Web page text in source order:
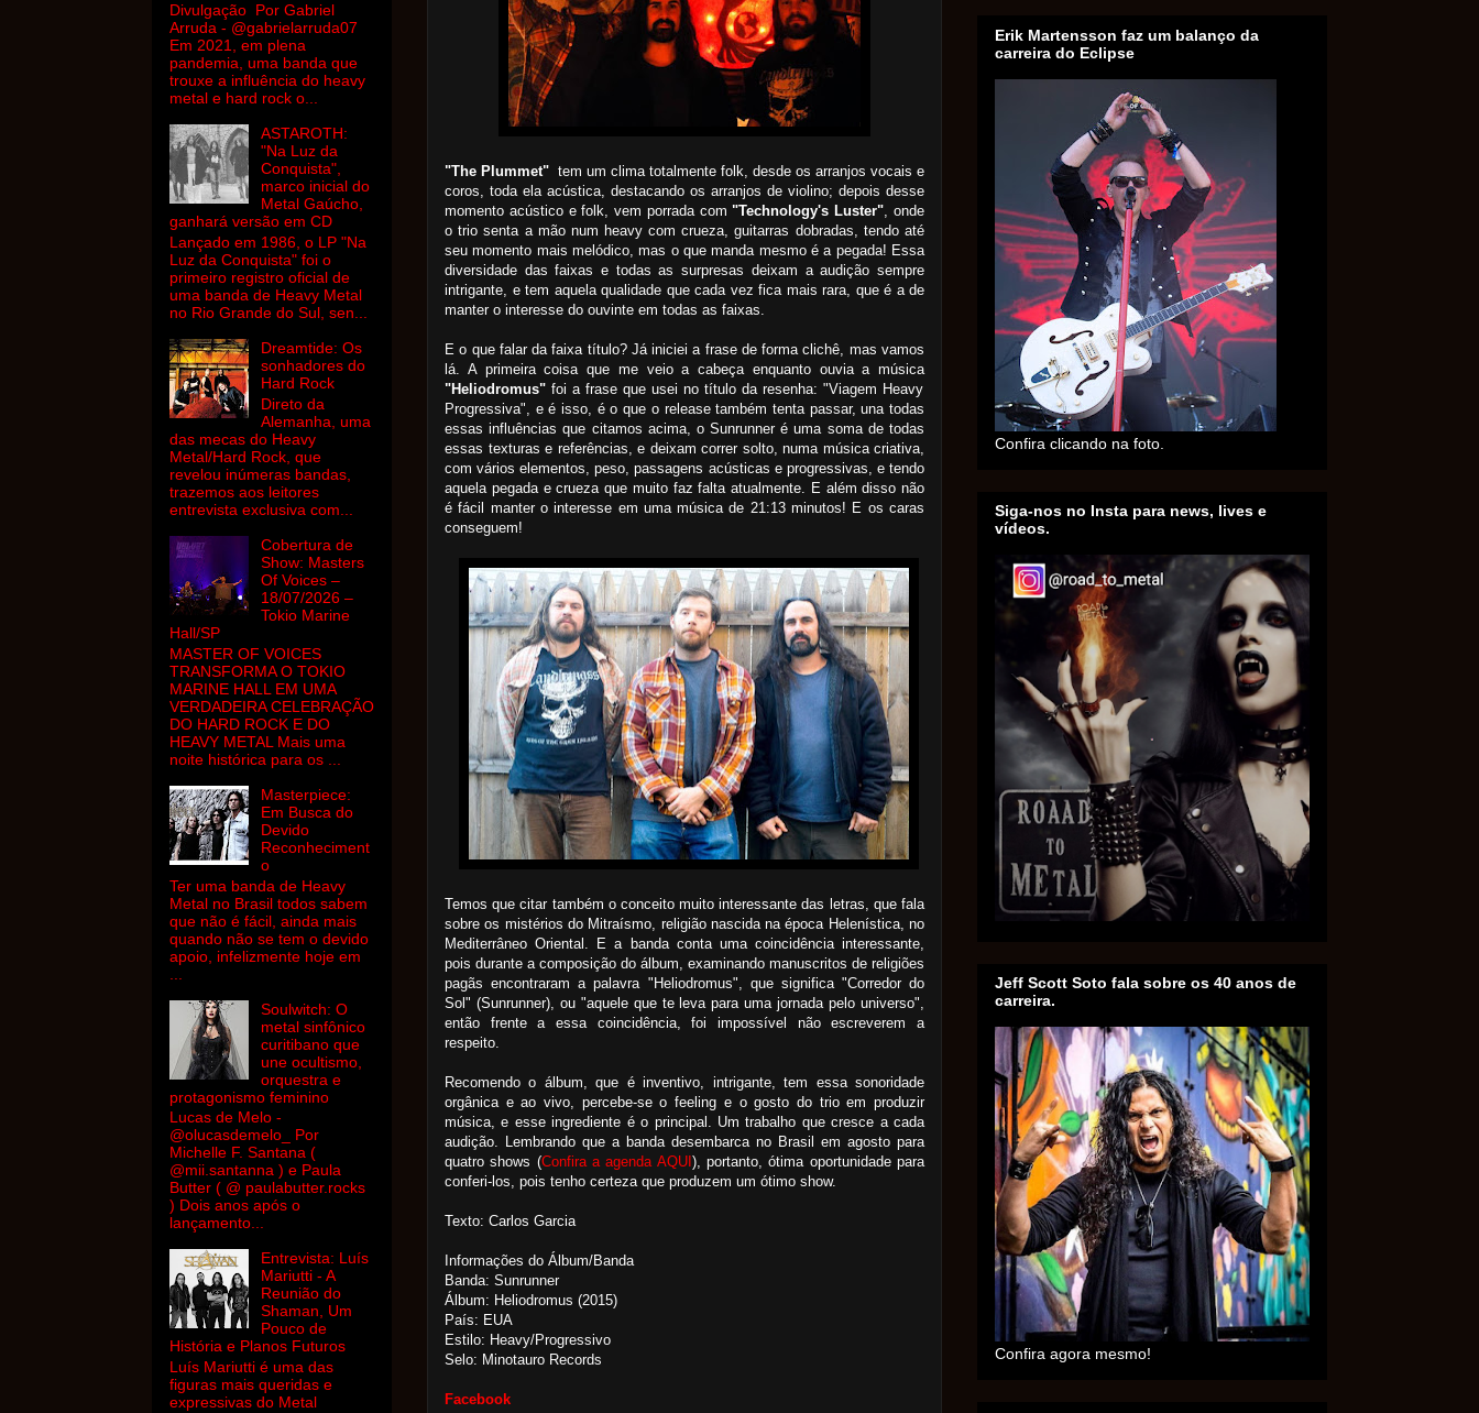
"The Plummet" tem um clima totalmente folk, desde os arranjos vocais e
coros, toda ela acústica, destacando os arranjos de violino; depois desse
momento acústico e folk, vem porrada com"Technology's Luster" , onde
o trio senta a mão num heavy com crueza, guitarras dobradas, tendo até
seu momento mais melódico, mas o que manda mesmo é a pegada! Essa
diversidade das faixas e todas as surpresas deixam a audição sempre
intrigante, e tem aquela qualidade que cada vez fica mais rara, que é a de
manter o interesse do ouvinte em todas as faixas.
E o que falar da faixa título? Já iniciei a frase de forma clichê, mas vamos
lá. A primeira coisa que me veio a cabeça enquanto ouvia a música
"Heliodromus" foi a frase que usei no título da resenha: "Viagem Heavy
Progressiva", e é isso, é o que o release também tenta passar, una todas
essas influências que citamos acima, o Sunrunner é uma soma de todas
essas texturas e referências, e deixam correr solto, numa música criativa,
com vários elementos, peso, passagens acústicas e progressivas, e tendo
aquela pegada e crueza que muito faz falta atualmente. E além disso não
é fácil manter o interesse em uma música de 21:13 minutos! E os caras
conseguem!
Temos que citar também o conceito muito interessante das letras, que fala
sobre os mistérios do Mitraísmo, religião nascida na época Helenística, no
Mediterrâneo Oriental. E a banda conta uma coincidência interessante,
pois durante a composição do álbum, examinando manuscritos de religiões
pagãs encontraram a palavra "Heliodromus", que significa "Corredor do
Sol" (Sunrunner), ou "aquele que te leva para uma jornada pelo universo",
então frente a essa coincidência, foi impossível não escreverem a
respeito.
Recomendo o álbum, que é inventivo, intrigante, tem essa sonoridade
orgânica e ao vivo, percebe-se o feeling e o gosto do trio em produzir
música, e esse ingrediente é o principal. Um trabalho que cresce a cada
audição. Lembrando que a banda desembarca no Brasil em agosto para
quatro shows (Confira a agenda AQUI), portanto, ótima oportunidade para
conferi-los, pois tenho certeza que produzem um ótimo show.
Texto: Carlos Garcia
Informações do Álbum/Banda
Banda: Sunrunner
Álbum: Heliodromus (2015)
País: EUA
Estilo: Heavy/Progressivo
Selo: Minotauro Records
Facebook
Divulgação Por Gabriel
Arruda - @gabrielarruda07
Em 2021, em plena
pandemia, uma banda que
trouxe a influência do heavy
metal e hard rock o...
ASTAROTH:
"Na Luz da
Conquista",
marco inicial do
Metal Gaúcho,
ganhará versão em CD
Lançado em 1986, o LP "Na
Luz da Conquista" foi o
primeiro registro oficial de
uma banda de Heavy Metal
no Rio Grande do Sul, sen...
Dreamtide: Os
sonhadores do
Hard Rock
Direto da
Alemanha, uma
das mecas do Heavy
Metal/Hard Rock, que
revelou inúmeras bandas,
trazemos aos leitores
entrevista exclusiva com...
Cobertura de
Show: Masters
Of Voices –
18/07/2026 –
Tokio Marine
Hall/SP
MASTER OF VOICES
TRANSFORMA O TOKIO
MARINE HALL EM UMA
VERDADEIRA CELEBRAÇÃO
DO HARD ROCK E DO
HEAVY METAL Mais uma
noite histórica para os ...
Masterpiece:
Em Busca do
Devido
Reconheciment
o
Ter uma banda de Heavy
Metal no Brasil todos sabem
que não é fácil, ainda mais
quando não se tem o devido
apoio, infelizmente hoje em
Soulwitch: O
metal sinfônico
curitibano que
une ocultismo,
orquestra e
protagonismo feminino
Lucas de Melo -
@olucasdemelo_ Por
Michelle F. Santana (
@mii.santanna ) e Paula
Butter ( @ paulabutter.rocks
) Dois anos após o
lançamento...
Entrevista: Luís
Mariutti - A
Reunião do
Shaman, Um
Pouco de
História e Planos Futuros
Luís Mariutti é uma das
figuras mais queridas e
expressivas do Metal
Erik Martensson faz um balanço da
carreira do Eclipse
Confira clicando na foto.
Siga-nos no Insta para news, lives e
vídeos.
Jeff Scott Soto fala sobre os 40 anos de
carreira.
Confira agora mesmo!